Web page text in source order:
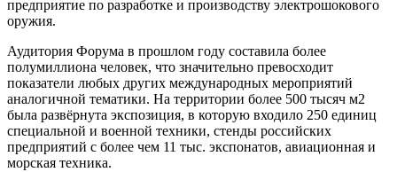
предприятие по разработке и производству электрошокового
оружия.
Аудитория Форума в прошлом году составила более
полумиллиона человек, что значительно превосходит
показатели любых других международных мероприятий
аналогичной тематики. На территории более 500 тысяч м2
была развёрнута экспозиция, в которую входило 250 единиц
специальной и военной техники, стенды российских
предприятий с более чем 11 тыс. экспонатов, авиационная и
морская техника.